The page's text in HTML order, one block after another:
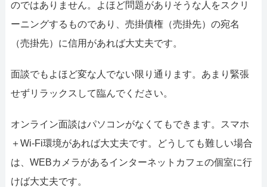
のではありません。よほど問題がありそうな人をスクリ
ーニングするものであり、売掛債権（売掛先）の宛名
（売掛先）に信用があれば大丈夫です。
面談でもよほど変な人でない限り通ります。あまり緊張
せずリラックスして臨んでください。
オンライン面談はパソコンがなくてもできます。スマホ
＋Wi-Fi環境があれば大丈夫です。どうしても難しい場合
は、WEBカメラがあるインターネットカフェの個室に行
けば大丈夫です。